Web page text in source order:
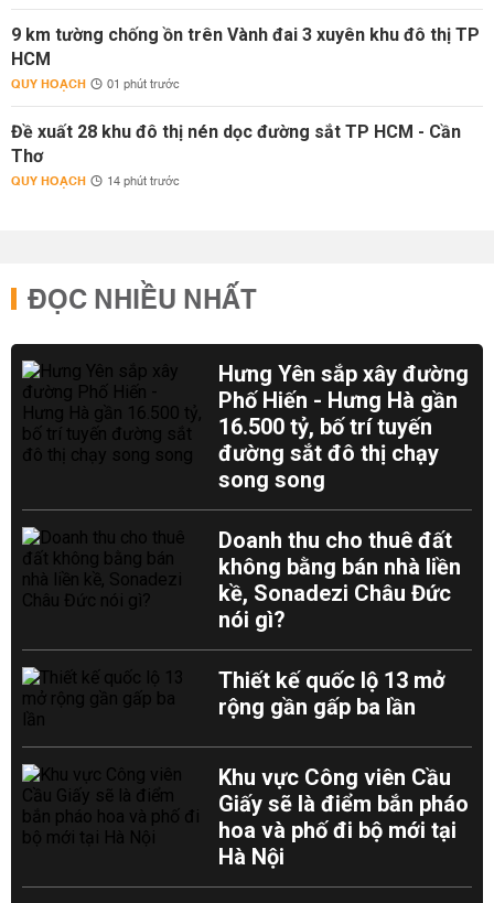
9 km tường chống ồn trên Vành đai 3 xuyên khu đô thị TP
HCM
QUY HOẠCH 01 phút trước
Đề xuất 28 khu đô thị nén dọc đường sắt TP HCM - Cần
Thơ
QUY HOẠCH 14 phút trước
ĐỌC NHIỀU NHẤT
Hưng Yên sắp xây đường
Phố Hiến - Hưng Hà gần
16.500 tỷ, bố trí tuyến
đường sắt đô thị chạy
song song
Doanh thu cho thuê đất
không bằng bán nhà liền
kề, Sonadezi Châu Đức
nói gì?
Thiết kế quốc lộ 13 mở
rộng gần gấp ba lần
Khu vực Công viên Cầu
Giấy sẽ là điểm bắn pháo
hoa và phố đi bộ mới tại
Hà Nội